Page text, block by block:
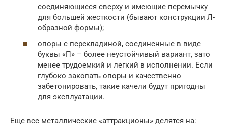
соединяющиеся сверху и имеющие перемычку
для большей жесткости (бывают конструкции Л-
образной формы);
опоры с перекладиной, соединенные в виде
буквы «П» – более неустойчивый вариант, зато
менее трудоемкий и легкий в исполнении. Если
глубоко закопать опоры и качественно
забетонировать, такие качели будут пригодны
для эксплуатации.
Еще все металлические «аттракционы» делятся на: